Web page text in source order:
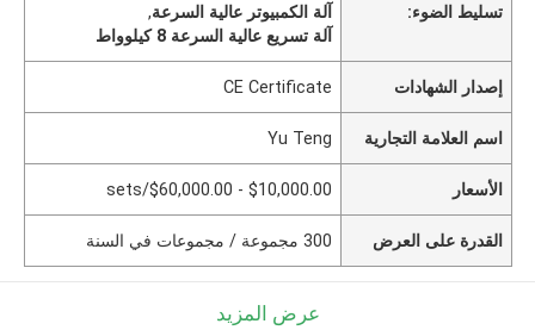
تسليط الضوء:
آلة الكمبيوتر عالية السرعة,
آلة تسريع عالية السرعة 8 كيلوواط
إصدار الشهادات CE Certificate
اسم العلامة التجارية Yu Teng
الأسعار $10,000.00 - $60,000.00/sets
القدرة على العرض 300 مجموعة / مجموعات في السنة
عرض المزيد